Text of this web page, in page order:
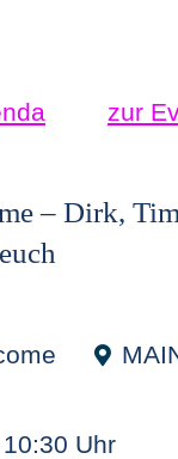
zur
– Dirk,
Uhr